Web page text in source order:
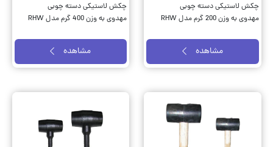
چکش لاستیکی دسته چوبی
مهدوی به وزن 200 گرم مدل RHW
مشاهده
چکش لاستیکی دسته چوبی
مهدوی به وزن 400 گرم مدل RHW
مشاهده